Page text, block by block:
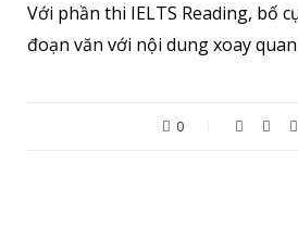
Với phần thi IELTS Reading, bố
đoạn văn với nội dung xoay
0